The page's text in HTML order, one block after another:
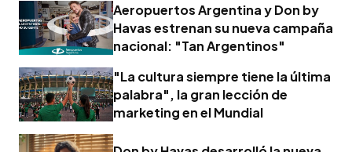
Aeropuertos Argentina y Don by
Havas estrenan su nueva campaña
nacional: "Tan Argentinos"
"La cultura siempre tiene la última
palabra", la gran lección de
marketing en el Mundial